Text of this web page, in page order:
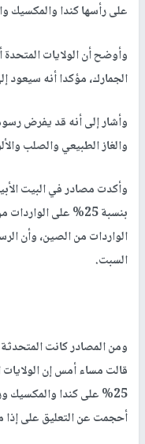
على رأسها كندا والمكسيك
وأوضح أن الولايات
الجمارك، مؤكدا أنه سيعود
وأشار إلى أنه قد يفرض
والغاز الطبيعي والصلب
وأكدت مصادر في البيت
الواردات من الصين، وأن
السبت.
ومن المصادر كانت
قالت مساء أمس إن
أحجمت عن التعليق على إذا